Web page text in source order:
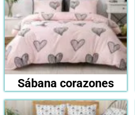
Sábana corazones